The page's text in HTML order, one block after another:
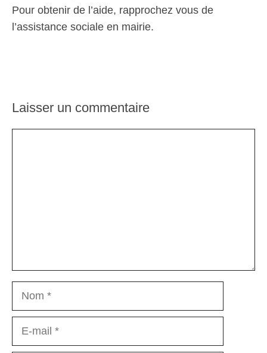
Pour obtenir de l’aide, rapprochez vous de
l’assistance sociale en mairie.
Laisser un commentaire
Nom